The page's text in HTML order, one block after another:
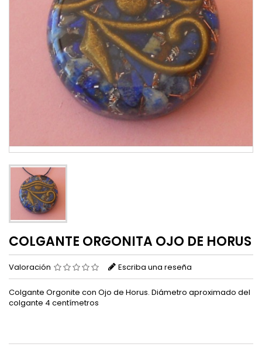
COLGANTE ORGONITA OJO DE HORUS
Valoración Escriba una reseña
Colgante Orgonite con Ojo de Horus. Diámetro aproximado del
colgante 4 centímetros